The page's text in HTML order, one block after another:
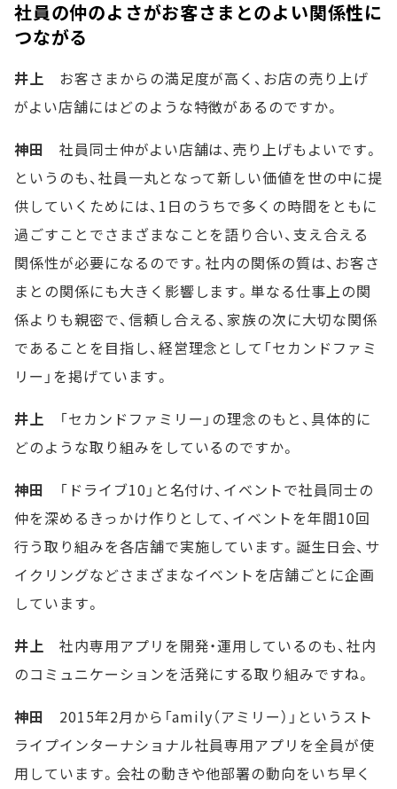
社員の仲のよさがお客さまとのよい関係性に
つながる
井上 お客さまからの満足度が高く、お店の売り上げ
がよい店舗にはどのような特徴があるのですか。
神田 社員同士仲がよい店舗は、売り上げもよいです。
というのも、社員一丸となって新しい価値を世の中に提
供していくためには、1日のうちで多くの時間をともに
過ごすことでさまざまなことを語り合い、支え合える
関係性が必要になるのです。社内の関係の質は、お客さ
まとの関係にも大きく影響します。単なる仕事上の関
係よりも親密で、信頼し合える、家族の次に大切な関係
であることを目指し、経営理念として「セカンドファミ
リー」を掲げています。
井上 「セカンドファミリー」の理念のもと、具体的に
どのような取り組みをしているのですか。
神田 「ドライブ10」と名付け、イベントで社員同士の
仲を深めるきっかけ作りとして、イベントを年間10回
行う取り組みを各店舗で実施しています。誕生日会、サ
イクリングなどさまざまなイベントを店舗ごとに企画
しています。
井上 社内専用アプリを開発・運用しているのも、社内
のコミュニケーションを活発にする取り組みですね。
神田 2015年2月から「amily（アミリー）」というスト
ライプインターナショナル社員専用アプリを全員が使
用しています。会社の動きや他部署の動向をいち早く